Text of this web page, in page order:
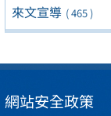
來文宣導 ( 465 )
網站安全政策